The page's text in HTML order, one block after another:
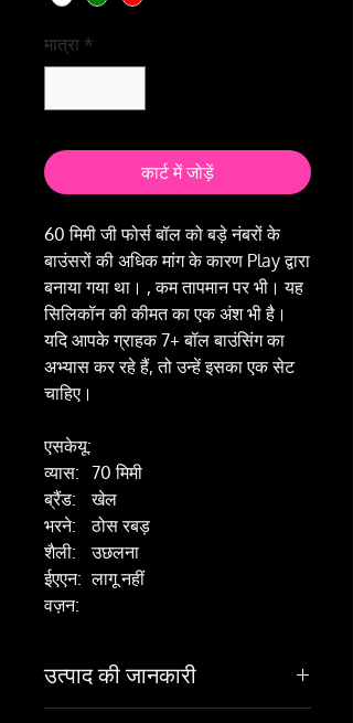
मात्रा *
कार्ट में जोड़ें
60 मिमी जी फोर्स बॉल को बड़े नंबरों के
बाउंसरों की अधिक मांग के कारण Play द्वारा
बनाया गया था। , कम तापमान पर भी। यह
सिलिकॉन की कीमत का एक अंश भी है।
यदि आपके ग्राहक 7+ बॉल बाउंसिंग का
अभ्यास कर रहे हैं, तो उन्हें इसका एक सेट
चाहिए।
एसकेयू:
व्यास: 70 मिमी
ब्रैंड:
खेल
भरने:
ठोस रबड़
शैली:
उछलना
ईएएन: लागू नहीं
वज़न:
उत्पाद की जानकारी